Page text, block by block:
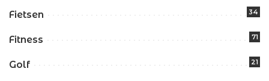
Fietsen 34
Fitness 71
Golf 21